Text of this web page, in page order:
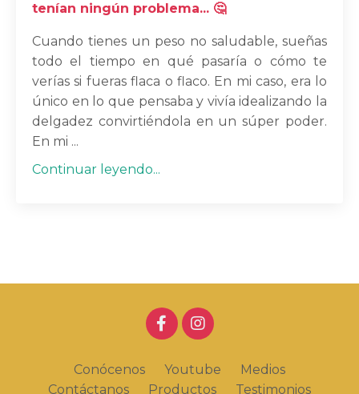
tenían ningún problema... 🤔
Cuando tienes un peso no saludable, sueñas
todo el tiempo en qué pasaría o cómo te
verías si fueras flaca o flaco. En mi caso, era lo
único en lo que pensaba y vivía idealizando la
delgadez convirtiéndola en un súper poder.
En mi ...
Continuar leyendo...
Conócenos Youtube
Medios
Contáctanos
Productos Testimonios